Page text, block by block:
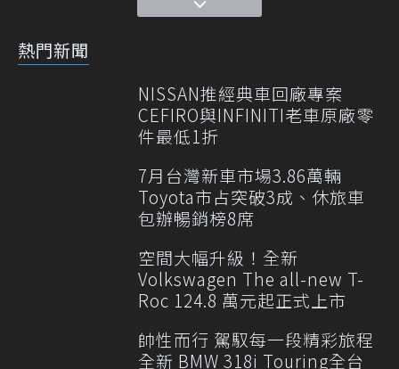
熱門新聞
NISSAN推經典車回廠專案
CEFIRO與INFINITI老車原廠零
件最低1折
7月台灣新車市場3.86萬輛
Toyota市占突破3成、休旅車
包辦暢銷榜8席
空間大幅升級！全新
Volkswagen The all-new T-
Roc 124.8 萬元起正式上市
帥性而行 駕馭每一段精彩旅程
全新 BMW 318i Touring全台